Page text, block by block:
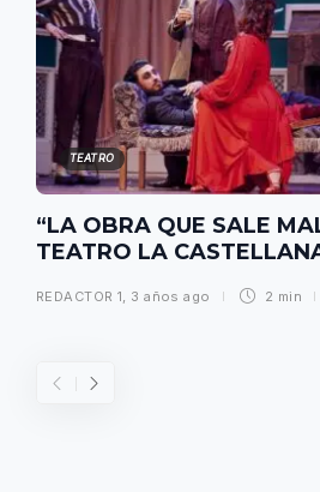
TEATRO
“LA OBRA QUE SALE
TEATRO LA
REDACTOR 1, 3 años ago 2 min